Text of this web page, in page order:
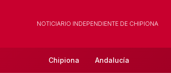
NOTICIARIO INDEPENDIENTE DE CHIPIONA
Chipiona Andalucía